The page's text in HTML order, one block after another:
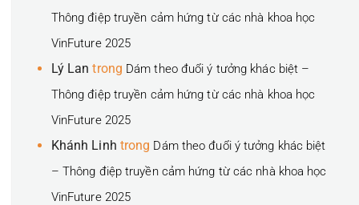
Thông điệp truyền cảm hứng từ các nhà khoa học
VinFuture 2025
Lý Lan trong Dám theo đuổi ý tưởng khác biệt –
Thông điệp truyền cảm hứng từ các nhà khoa học
VinFuture 2025
Khánh Linh trong Dám theo đuổi ý tưởng khác biệt
– Thông điệp truyền cảm hứng từ các nhà khoa học
VinFuture 2025